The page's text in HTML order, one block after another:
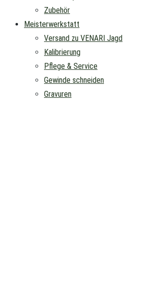
Zubehör
Meisterwerkstatt
Versand zu VENARI Jagd
Kalibrierung
Pflege & Service
Gewinde schneiden
Gravuren